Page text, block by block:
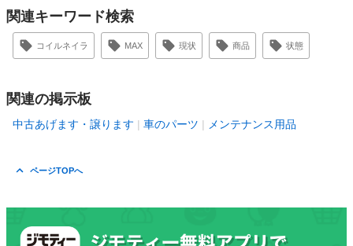
関連キーワード検索
コイルネイラ MAX 現状 商品 状態
関連の掲示板
中古あげます・譲ります 車のパーツ メンテナンス用品
ページTOPへ